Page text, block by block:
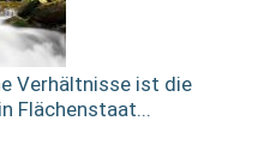
Verhältnisse ist die
Flächenstaat...